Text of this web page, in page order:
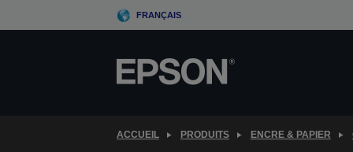
to
FRANÇAIS
ACCUEIL PRODUITS ENCRE & PAPIER